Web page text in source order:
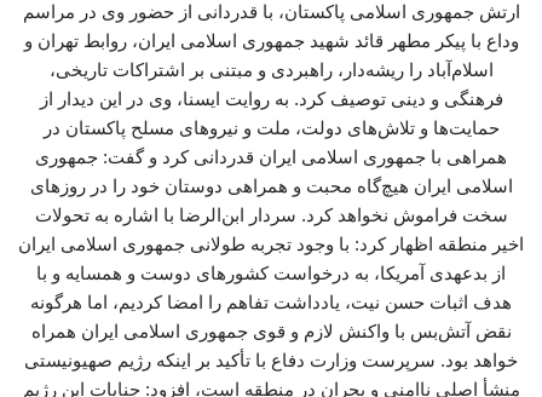
ارتش جمهوری اسلامی پاکستان، با قدردانی از حضور وی در مراسم
وداع با پیکر مطهر قائد شهید جمهوری اسلامی ایران، روابط تهران و
اسلام‌آباد را ریشه‌دار، راهبردی و مبتنی بر اشتراکات تاریخی،
فرهنگی و دینی توصیف کرد. به روایت ایسنا، وی در این دیدار از
حمایت‌ها و تلاش‌های دولت، ملت و نیروهای مسلح پاکستان در
همراهی با جمهوری اسلامی ایران قدردانی کرد و گفت: جمهوری
اسلامی ایران هیچ‌گاه محبت و همراهی دوستان خود را در روزهای
سخت فراموش نخواهد کرد. سردار ابن‌الرضا با اشاره به تحولات
اخیر منطقه اظهار کرد: با وجود تجربه طولانی جمهوری اسلامی ایران
از بدعهدی آمریکا، به درخواست کشورهای دوست و همسایه و با
هدف اثبات حسن نیت، یادداشت تفاهم را امضا کردیم، اما هرگونه
نقض آتش‌بس با واکنش لازم و قوی جمهوری اسلامی ایران همراه
خواهد بود. سرپرست وزارت دفاع با تأکید بر اینکه رژیم صهیونیستی
منشأ اصلی ناامنی و بحران در منطقه است، افزود: جنایات این رژیم